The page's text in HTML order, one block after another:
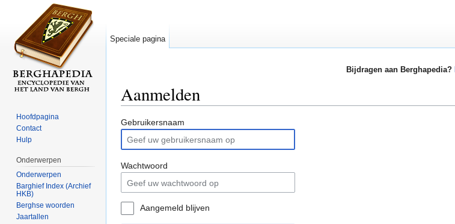
Bijdragen aan Berghapedia?
Aanmelden
Gebruikersnaam
Wachtwoord
Aangemeld blijven
Speciale pagina
Hoofdpagina
Contact
Hulp
Onderwerpen
Onderwerpen
Barghief Index (Archief
HKB)
Berghse woorden
Jaartallen